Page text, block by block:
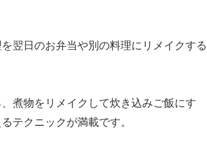
翌日のお弁当や別の料理にリメイクする
煮物をリメイクして炊き込みご飯にす
テクニックが満載です。